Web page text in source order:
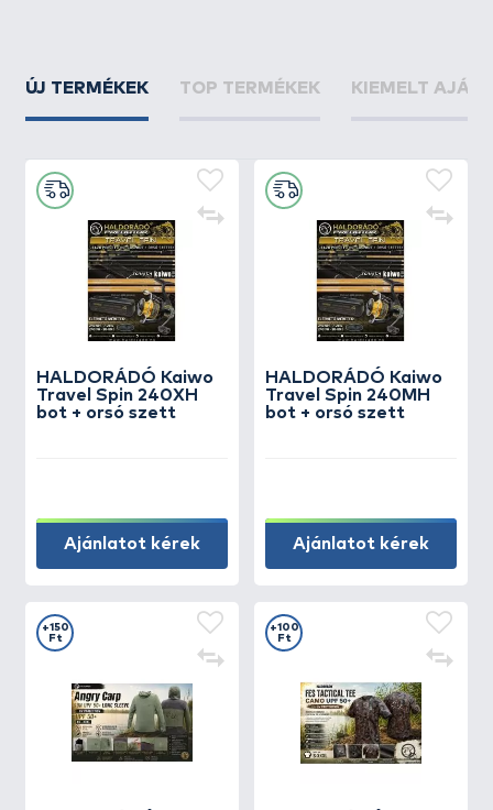
ÚJ TERMÉKEK TOP TERMÉKEK KIEMELT
HALDORÁDÓ Kaiwo
Travel Spin 240XH
bot + orsó szett
Ajánlatot kérek
HALDORÁDÓ Kaiwo
Travel Spin 240MH
bot + orsó szett
Ajánlatot kérek
+150
Ft
+100
Ft